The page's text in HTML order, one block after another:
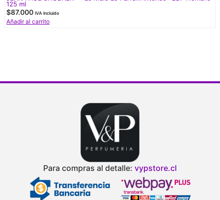
125 ml
$87.000 IVA Incluido
Añadir al carrito
Para compras al detalle: vypstore.cl